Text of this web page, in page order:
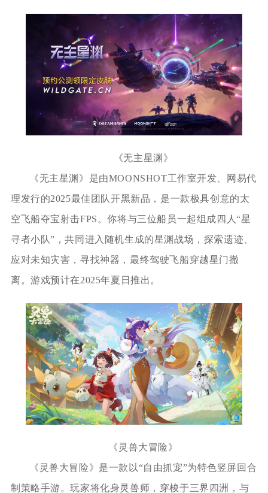
《无主星渊》
《无主星渊》是由MOONSHOT工作室开发、网易代
理发行的2025最佳团队开黑新品，是一款极具创意的太
空飞船夺宝射击FPS。你将与三位船员一起组成四人“星
寻者小队”，共同进入随机生成的星渊战场，探索遗迹、
应对未知灾害，寻找神器，最终驾驶飞船穿越星门撤
离。游戏预计在2025年夏日推出。
《灵兽大冒险》
《灵兽大冒险》是一款以“自由抓宠”为特色竖屏回合
制策略手游。玩家将化身灵兽师，穿梭于三界四洲，与